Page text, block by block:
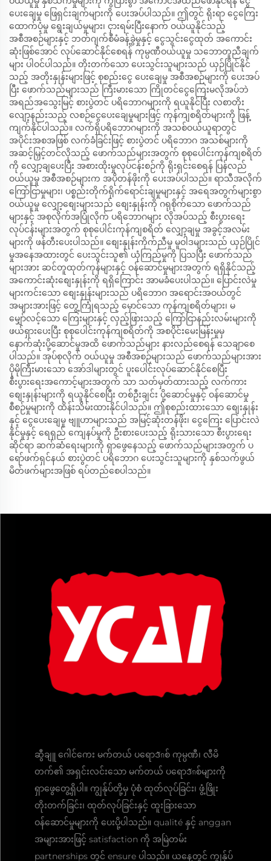
ပေးချေမှု ဖြေရှင်းချက်များကို ပေးအပ်ပါသည်။ ဤတွင် ရိုးရာ ငွေကြေး
ထောက်ပံ့မှု ရွေးချယ်မှုများ၊ ငှားရမ်းပြီးနောက် ဝယ်ယူနိုင်သည့်
အစီအစဉ်များနှင့် ဘတ်ဂျက်စီမံခန့်ခွဲမှုနှင့် ငွေသွင်းငွေထုတ် အကောင်း
ဆုံးဖြစ်အောင် လုပ်ဆောင်နိုင်စေရန် ကုမ္ပဏီဝယ်ယူမှု သဘောတူညီချက်
များ ပါဝင်ပါသည်။ တိုးတက်သော ပေးသွင်းသူများသည် ယှဉ်ပြိုင်နိုင်
သည့် အတိုးနှုန်းများဖြင့် စုစည်းငွေ ပေးချေမှု အစီအစဉ်များကို ပေးအပ်
ပြီး ဖောက်သည်များသည် ကြီးမားသော ကြိုတင်ငွေကြေးမလိုအပ်ဘဲ
အရည်အသွေးမြင့် စားပွဲတင် ပရိဘောဂများကို ရယူနိုင်ပြီး လစာတိုး
လျော့နည်းသည့် လစဉ်ငွေပေးချေမှုများဖြင့် ကုန်ကျစရိတ်များကို ဖြန့်
ကျက်နိုင်ပါသည်။ လက်ရှိပရိဘောဂများကို အသစ်ဝယ်ယူရာတွင်
အပိုင်းအစအဖြစ် လက်ခံခြင်းဖြင့် စားပွဲတင် ပရိဘောဂ အသစ်များကို
အဆင့်မြှင့်တင်လိုသည့် ဖောက်သည်များအတွက် စုစုပေါင်းကုန်ကျစရိတ်
ကို လျှော့ချပေးပြီး အစားထိုးမှုလုပ်ငန်းစဉ်ကို ရိုးရှင်းစေရန် ပြန်လည်
ဝယ်ယူမှု အစီအစဉ်များက အပိုတန်ဖိုးကို ပေးအပ်ပါသည်။ ရာသီအလိုက်
ကြော်ငြာမှုများ၊ ပစ္စည်းတိုက်ရိုက်ရောင်းချမှုများနှင့် အရေအတွက်များစွာ
ဝယ်ယူမှု လျှော့စျေးများသည် စျေးနှုန်းကို ဂရုစိုက်သော ဖောက်သည်
များနှင့် အစုလိုက်အပြုံလိုက် ပရိဘောဂများ လိုအပ်သည့် စီးပွားရေး
လုပ်ငန်းများအတွက် စုစုပေါင်းကုန်ကျစရိတ် လျှော့ချမှု အခွင့်အလမ်း
များကို ဖန်တီးပေးပါသည်။ စျေးနှုန်းကိုက်ညီမှု မူဝါဒများသည် ယှဉ်ပြိုင်
မှုအနေအထားတွင် ပေးသွင်းသူ၏ ယုံကြည်မှုကို ပြသပြီး ဖောက်သည်
များအား ဆင်တူထုတ်ကုန်များနှင့် ဝန်ဆောင်မှုများအတွက် ရရှိနိုင်သည့်
အကောင်းဆုံးစျေးနှုန်းကို ရရှိကြောင်း အာမခံပေးပါသည်။ ပြောင်းလဲမှု
များကင်းသော စျေးနှုန်းများသည် ပရိဘောဂ အရောင်းအဝယ်တွင်
အများအားဖြင့် တွေ့ကြုံရသည့် မှောင်သော ကုန်ကျစရိတ်များ၊ မ
မျှော်လင့်သော ကြေးများနှင့် လှည့်ဖြားသည့် ကြော်ငြာနည်းလမ်းများကို
ဖယ်ရှားပေးပြီး စုစုပေါင်းကုန်ကျစရိတ်ကို အစပိုင်းမေးမြန်းမှုမှ
နောက်ဆုံးပို့ဆောင်မှုအထိ ဖောက်သည်များ နားလည်စေရန် သေချာစေ
ပါသည်။ အုပ်စုလိုက် ဝယ်ယူမှု အစီအစဉ်များသည် ဖောက်သည်များအား
ပိုမိုကြီးမားသော အော်ဒါများတွင် ပူးပေါင်းလုပ်ဆောင်နိုင်စေပြီး
စီးပွားရေးအကောင့်များအတွက် သာ သတ်မှတ်ထားသည့် လက်ကား
စျေးနှုန်းများကို ရယူနိုင်စေပြီး တစ်ဦးချင်း ပို့ဆောင်မှုနှင့် ဝန်ဆောင်မှု
စီစဉ်မှုများကို ထိန်းသိမ်းထားနိုင်ပါသည်။ ဤစုစည်းထားသော စျေးနှုန်း
နှင့် ငွေပေးချေမှု ဗျူဟာများသည် အမြင့်ဆုံးတန်ဖိုး၊ ငွေကြေး ပြောင်းလဲ
နိုင်မှုနှင့် ရေရှည် ကျေနပ်မှုကို ဦးစားပေးသည့် ရိုးသားသော စီးပွားရေး
ဆိုင်ရာ ဆက်ဆံရေးများကို ရှာဖွေနေသည့် ဖောက်သည်များအတွက် ပ
ရော်ဖက်ရှင်နယ် စားပွဲတင် ပရိဘောဂ ပေးသွင်းသူများကို နှစ်သက်ဖွယ်
မိတ်ဖက်များအဖြစ် ရပ်တည်စေပါသည်။
ဆွီချူ ဂေါင်ကေး မက်တယ် ပရောဒักစ် ကုမ္ပဏီ၊ လီမိ
တက်၏ အရှင်းလင်းသော မက်တယ် ပရောဒักစ်များကို
ရှာဖွေတွေ့ရှိပါ။ ကျွန်ုပ်တို့မှ ပုံစံ ထုတ်လုပ်ခြင်း၊ ဖွံ့ဖြိုး
တိုးတက်ခြင်း၊ ထုတ်လုပ်ခြင်းနှင့် ထူးခြားသော
ဝန်ဆောင်မှုများကို ပေးပို့ပါသည်။ qualité နှင့် anggan
အများအားဖြင့် satisfaction ကို အမြဲတမ်း
partnerships တွင် ensure ပါသည်။ ယနေ့တွင် ကျွန်ုပ်